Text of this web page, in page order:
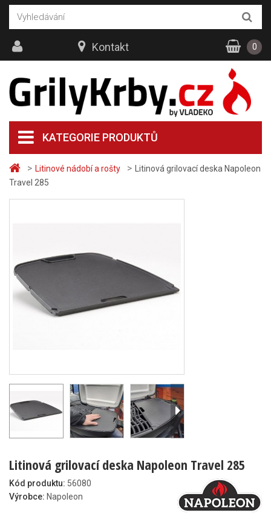
> Litinové nádobí a rošty >
Litinová grilovací deska Napoleon
Travel 285
Litinová grilovací deska Napoleon Travel 285
Kód produktu: 56080
Výrobce: Napoleon
KATEGORIE PRODUKTŮ
Kontakt 0